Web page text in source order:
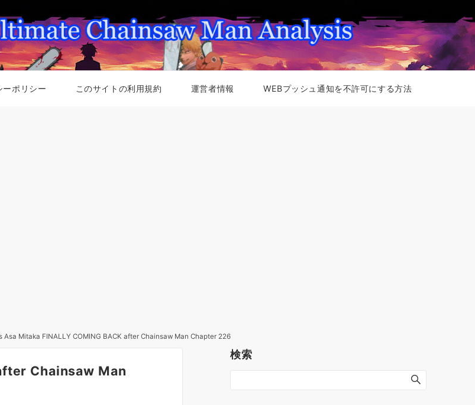
ーポリシー このサイトの利用規約 運営者情報 WEBプッシュ通知を不許可にする方法
Asa Mitaka FINALLY COMING BACK after Chainsaw Man Chapter 226
Chainsaw Man
検索